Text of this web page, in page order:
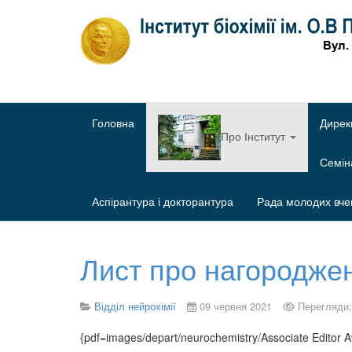
Головна
Про Інститут
Аспірантура і докторантура Рада молодих
Лист про
Відділ нейрохімії 09 червня 2021
{pdf=images/depart/neurochemistry/Associate Editor